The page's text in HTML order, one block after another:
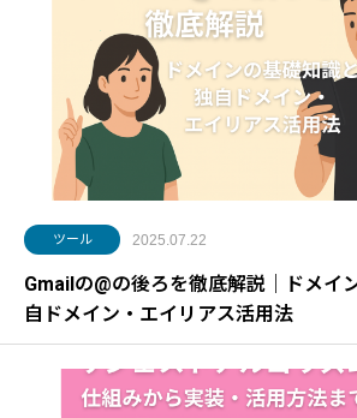
ツール 2025.07.22
Gmailの@の後ろを徹底解説｜ドメイ
自ドメイン・エイリアス活用法